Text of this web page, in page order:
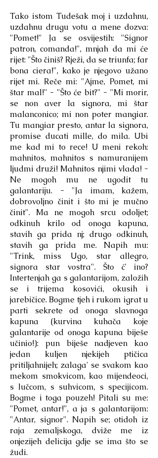
Tako istom Tudešak moj i uzdahnu,
uzdahnu drugu votu a mene dozva:
"Pomet!" Ja se osvijestih: "Signor
patron, comanda!", mnjah da mi će
rijet: "Što činiš? Rježi, da se triunfa; far
bona ciera!", kako je njegovo užano
rijet mi. Reče mi: "Ajme, Pomet, mi
štar mal!" - "Što će bit?" - "Mi morir,
se non aver la signora, mi štar
malanconico; mi non poter mangiar.
Tu mangiar presto, antar la signora,
promise ducati mille, do mila. Ubi
me kad mi to rece! U meni rekoh:
mahnitos, mahnitos s namuranijem
ljudmi druži! Mahnitos njimi vlada! -
Ne mogoh mu ne ugodit tu
galantariju. - "Ja imam, kažem,
dobrovoljno činit i što mi je mučno
činit". Ma ne mogoh srcu odoljet;
odkinuh krilo od onoga kapuna,
stavih ga prida nj; drugo odkinuh,
stavih ga prida me. Napih mu:
"Trink, miss Ugo, star allegro,
signora star vostra". Što ć' ino?
Intertenjah ga s galantarijom, založih
se i trijema kosovići, okusih i
jarebičice. Bogme tjeh i rukom igrat u
parti sekrete od onoga slavnoga
kapuna (kurvina kuhača koje
galantarije od onoga kapuna biješe
učinio!): pun biješe nadjeven kao
jedan kuljen njekijeh ptičica
pritiljahnijeh; zalaga' se svakom kao
mekom smokvicom, kao mijendeoci,
s lučcom, s suhvicom, s specijicom.
Bogme i toga pouzeh! Pitali su me:
"Pomet, antar!", a ja s galantarijom:
"Antar, signor". Napih se; otidoh iz
raja zemaljskoga, dviže me iz
onjezijeh delicija gdje se ima što se
žudi.